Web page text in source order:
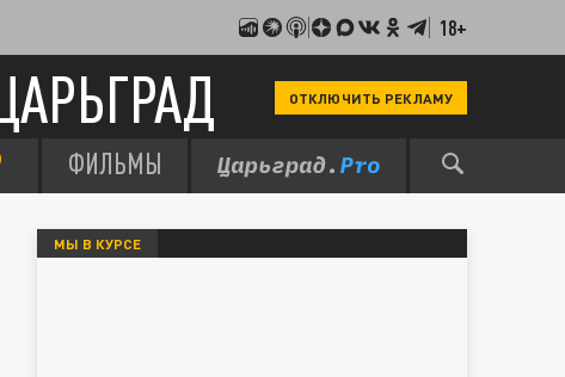
18+
ОТКЛЮЧИТЬ РЕКЛАМУ
ФИЛЬМЫ
МЫ В КУРСЕ